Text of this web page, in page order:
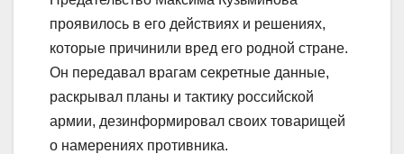
проявилось в его действиях и решениях,
которые причинили вред его родной стране.
Он передавал врагам секретные данные,
раскрывал планы и тактику российской
армии, дезинформировал своих товарищей
о намерениях противника.